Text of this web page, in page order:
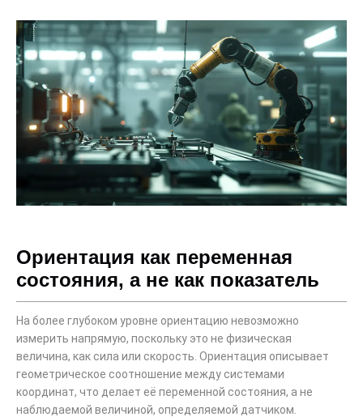
Ориентация как переменная
состояния, а не как показатель
На более глубоком уровне ориентацию невозможно
измерить напрямую, поскольку это не физическая
величина, как сила или скорость. Ориентация описывает
геометрическое соотношение между системами
координат, что делает её переменной состояния, а не
наблюдаемой величиной, определяемой датчиком.